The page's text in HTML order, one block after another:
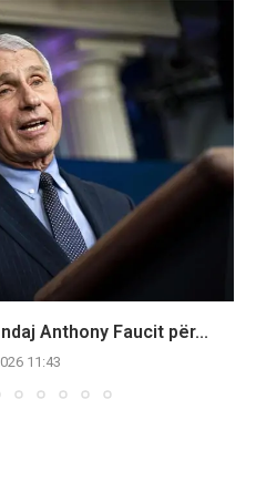
Anthony Faucit për...
11:43